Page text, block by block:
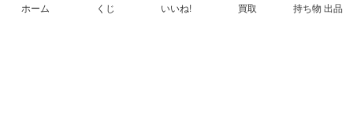
ホーム くじ いいね! 買取 持ち物 出品